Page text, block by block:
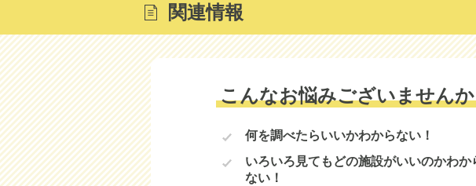
関連情報
こんなお悩みございませんか
何を調べたらいいかわからない！
いろいろ見てもどの施設がいいのかわか
ない！